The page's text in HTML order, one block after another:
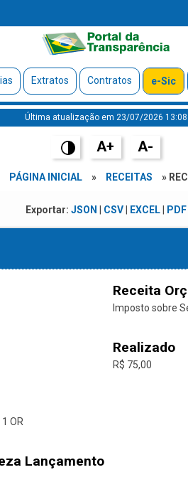
Extratos Contratos e-Sic
Última atualização em 23/07/2026 13:08
A+ A-
PÁGINA INICIAL » RECEITAS »
Exportar: JSON CSV| EXCEL| PDF
Receita
Imposto sobre
Realizado
R$ 75,00
OR
Lançamento